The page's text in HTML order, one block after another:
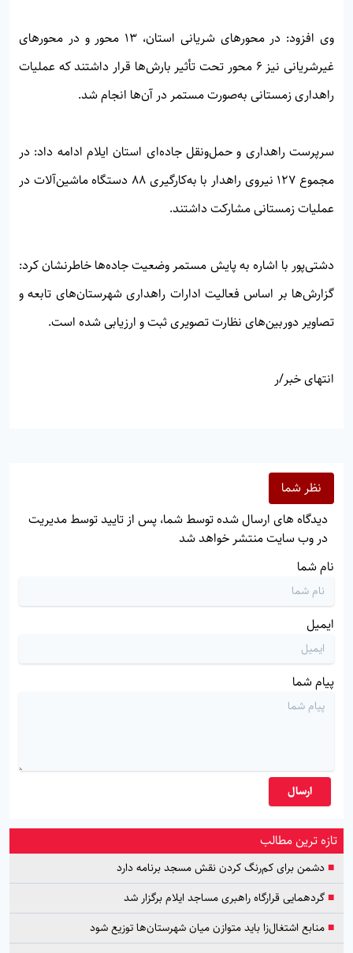
وی افزود: در محورهای شریانی استان، ۱۳ محور و در محورهای
غیرشریانی نیز ۶ محور تحت تأثیر بارش‌ها قرار داشتند که عملیات
راهداری زمستانی به‌صورت مستمر در آن‌ها انجام شد.
سرپرست راهداری و حمل‌ونقل جاده‌ای استان ایلام ادامه داد: در
مجموع ۱۲۷ نیروی راهدار با به‌کارگیری ۸۸ دستگاه ماشین‌آلات در
عملیات زمستانی مشارکت داشتند.
دشتی‌پور با اشاره به پایش مستمر وضعیت جاده‌ها خاطرنشان کرد:
گزارش‌ها بر اساس فعالیت ادارات راهداری شهرستان‌های تابعه و
تصاویر دوربین‌های نظارت تصویری ثبت و ارزیابی شده است.
انتهای خبر/ر
نظر شما
دیدگاه های ارسال شده توسط شما، پس از تایید توسط مدیریت
در وب سایت منتشر خواهد شد
نام شما
ایمیل
پیام شما
ارسال
تازه ترین مطالب
■دشمن برای کم‌رنگ کردن نقش مسجد برنامه دارد
■گردهمایی قرارگاه راهبری مساجد ایلام برگزار شد
■منابع اشتغال‌زا باید متوازن میان شهرستان‌ها توزیع شود